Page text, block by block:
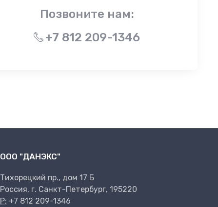
Позвоните нам:
+7 812 209-1346
ООО "ДАНЭКС"
Тихорецкий пр., дом 17 Б
Россия, г. Санкт-Петербург, 195220
P: +7 812 209-1346